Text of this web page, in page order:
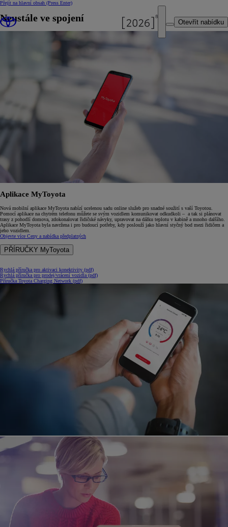
Přejít na hlavní obsah (Press Enter)
Otevřít nabídku
Neustále ve spojení
Aplikace MyToyota
Nová mobilní aplikace MyToyota nabízí ucelenou sadu online služeb pro snadné soužití s vaší Toyotou.
Pomocí aplikace na chytrém telefonu můžete se svým vozidlem komunikovat odkudkoli – a tak si plánovat
trasy z pohodlí domova, zdokonalovat řidičské návyky, upravovat na dálku teplotu v kabině a mnoho dalšího.
Aplikace MyToyota byla navržena i pro budoucí potřeby, kdy poslouží jako hlavní styčný bod mezi řidičem a
jeho vozidlem.
Objevte více Ceny a nabídka předplatných
PŘÍRUČKY MyToyota
Rychlá příručka pro aktivaci konektivity (pdf)
Rychlá příručka pro prodej/vrácení vozidla (pdf)
Příručka Toyota Charging Network (pdf)